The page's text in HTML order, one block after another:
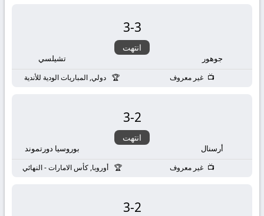
جوهور
3
-
3
انتهت
تشيلسي
غير معروف دولي, المباريات الودية للأندية
أرسنال
2
-
3
انتهت
بوروسيا دورتموند
غير معروف أوروبا, كأس الامارات - النهائي
2
-
3